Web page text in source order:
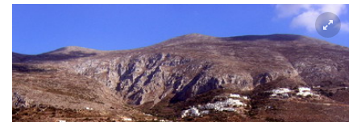
IT
ES
RU
CN